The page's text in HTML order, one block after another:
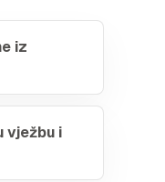
iz
vježbu i